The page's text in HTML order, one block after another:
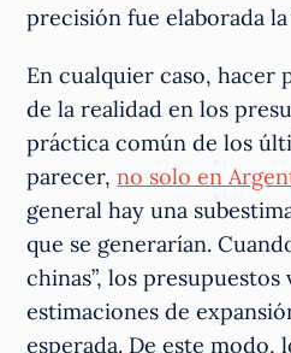
precisión fue elaborada la
En cualquier caso, hacer
de la realidad en los
práctica común de los
parecer,no solo en
general hay una
que se generarían.
chinas”, los presupuestos
estimaciones de
esperada. De este modo,